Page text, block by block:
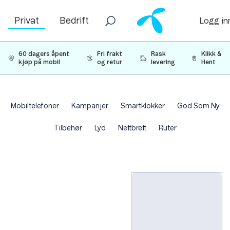
Privat Bedrift Logg
60 dagers åpent
kjøp på mobil
Fri frakt
og retur
Rask
levering
Klikk &
Hent
Mobiltelefoner Kampanjer Smartklokker God Som Ny
Tilbehør Lyd Nettbrett Ruter